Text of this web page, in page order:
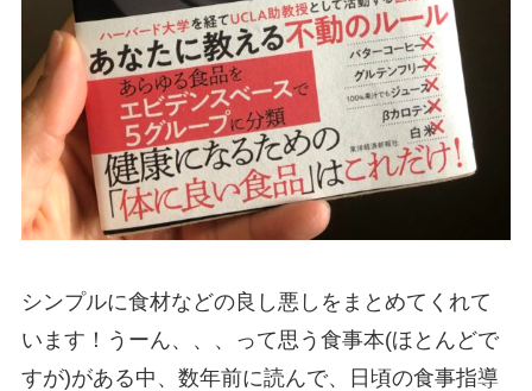
シンプルに食材などの良し悪しをまとめてくれて
います！うーん、、、って思う食事本(ほとんどで
すが)がある中、数年前に読んで、日頃の食事指導